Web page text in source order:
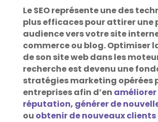
Le SEO représente une des
plus efficaces pour attirer une
audience vers votre site
commerce ou blog. Optimiser
de son site web dans les
recherche est devenu une
stratégies marketing opérées
entreprises afin d’en améliorer
réputation, générer de
ou obtenir de nouveaux